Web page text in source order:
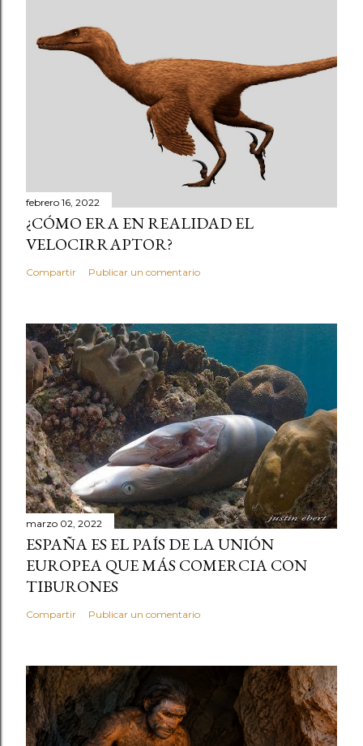
febrero 16, 2022
¿CÓMO ERA EN REALIDAD EL
VELOCIRRAPTOR?
Compartir Publicar un comentario
marzo 02, 2022
ESPAÑA ES EL PAÍS DE LA UNIÓN
EUROPEA QUE MÁS COMERCIA CON
TIBURONES
Compartir Publicar un comentario